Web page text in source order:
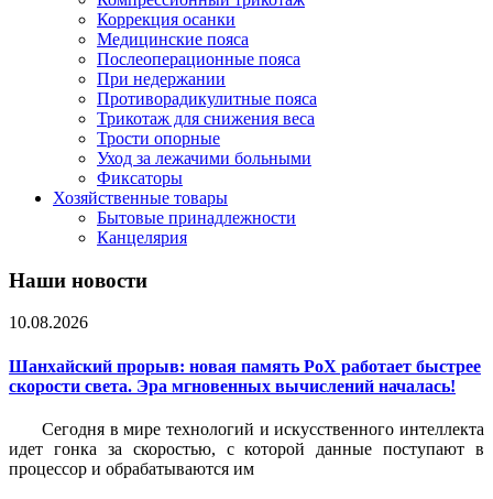
Коррекция осанки
Медицинские пояса
Послеоперационные пояса
При недержании
Противорадикулитные пояса
Трикотаж для снижения веса
Трости опорные
Уход за лежачими больными
Фиксаторы
Хозяйственные товары
Бытовые принадлежности
Канцелярия
Наши новости
10.08.2026
Шанхайский прорыв: новая память PoX работает быстрее
скорости света. Эра мгновенных вычислений началась!
Сегодня в мире технологий и искусственного интеллекта
идет гонка за скоростью, с которой данные поступают в
процессор и обрабатываются им